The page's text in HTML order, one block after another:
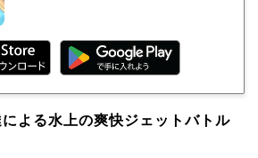
よる水上の爽快ジェットバトル